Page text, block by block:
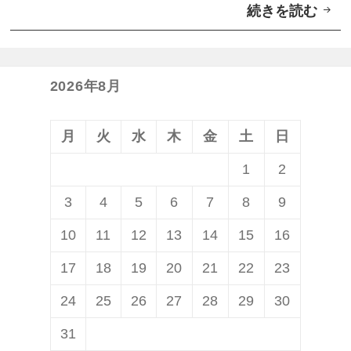
続きを読む 沖
縄
2026年8月
月 火 水 木 金 土 日
1 2
3 4 5 6 7 8 9
10 11 12 13 14 15 16
17 18 19 20 21 22 23
24 25 26 27 28 29 30
31